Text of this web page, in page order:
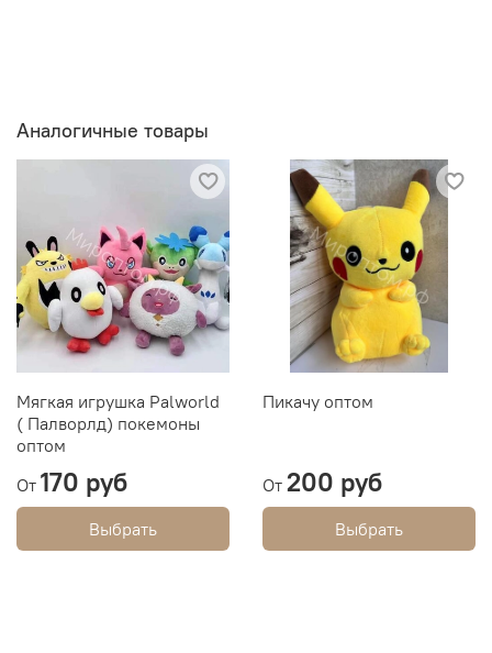
Аналогичные товары
Мягкая игрушка Palworld
( Палворлд) покемоны
оптом
От 170 руб
Выбрать
Пикачу оптом
От 200 руб
Выбрать